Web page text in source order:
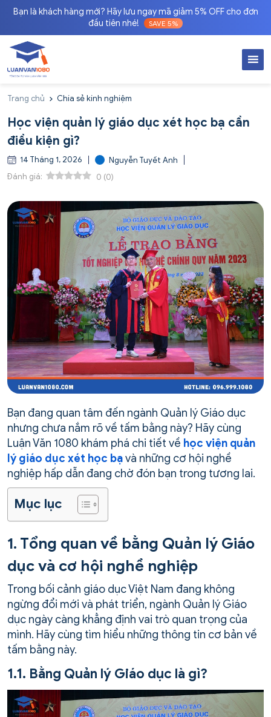
Bạn là khách hàng mới? Hãy lưu ngay mã giảm 5% OFF cho đơn
đầu tiên nhé!
SAVE 5%
Trang chủ Chia sẻ kinh nghiệm
Học viện quản lý giáo dục xét học bạ cần
điều kiện gì?
14 Tháng 1, 2026
Nguyễn Tuyết Anh
Đánh giá:
0 (0)
Bạn đang quan tâm đến ngành Quản lý Giáo dục
nhưng chưa nắm rõ về tấm bằng này? Hãy cùng
Luận Văn 1080 khám phá chi tiết về học viện quản
lý giáo dục xét học bạvà những cơ hội nghề
nghiệp hấp dẫn đang chờ đón bạn trong tương lai.
Mục lục
1. Tổng quan về bằng Quản lý Giáo
dục và cơ hội nghề nghiệp
Trong bối cảnh giáo dục Việt Nam đang không
ngừng đổi mới và phát triển, ngành Quản lý Giáo
dục ngày càng khẳng định vai trò quan trọng của
mình. Hãy cùng tìm hiểu những thông tin cơ bản về
tấm bằng này.
1.1. Bằng Quản lý Giáo dục là gì?